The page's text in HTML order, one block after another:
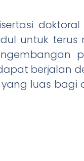
untuk
berjalan
luas bagi